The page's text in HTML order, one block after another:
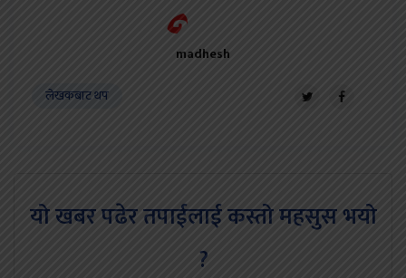
madhesh
लेखकबाट थप
यो खबर पढेर तपाईलाई कस्तो महसुस भयो
?